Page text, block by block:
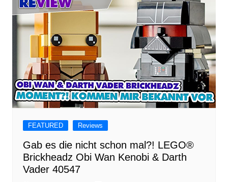
FEATURED Reviews
Gab es die nicht schon mal?! LEGO®
Brickheadz Obi Wan Kenobi & Darth
Vader 40547